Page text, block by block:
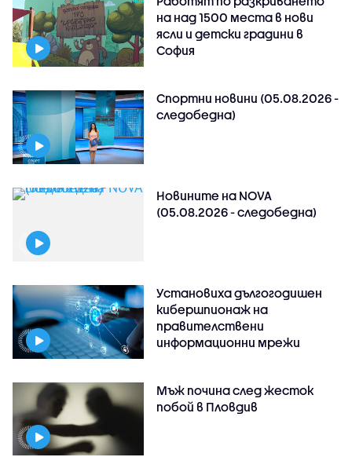
на над 1500 места в нови
ясли и детски градини в
София
Спортни новини (05.08.2026 -
следобедна)
Новините на NOVA
(05.08.2026 - следобедна)
Установиха дългогодишен
кибершпионаж на
правителствени
информационни мрежи
Мъж почина след жесток
побой в Пловдив